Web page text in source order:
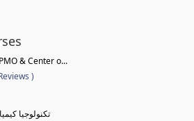
& Center o...
)
تكنولوجيا